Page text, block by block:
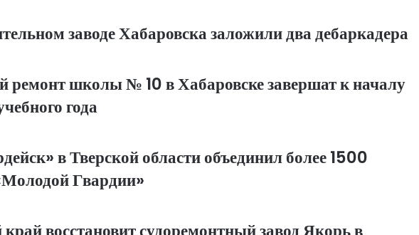
заводе Хабаровска заложили два дебаркадера
ремонт школы № 10 в Хабаровске завершат к началу
года
в Тверской области объединил более 1500
Гвардии»